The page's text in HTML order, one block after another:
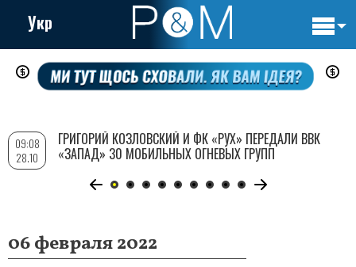
Перейти
содержанию
Укр
06 февраля 2022
09:08
28.10
ГРИГОРИЙ КОЗЛОВСКИЙ И ФК «РУХ» ПЕРЕДАЛИ ВВК
«ЗАПАД» 30 МОБИЛЬНЫХ ОГНЕВЫХ ГРУПП